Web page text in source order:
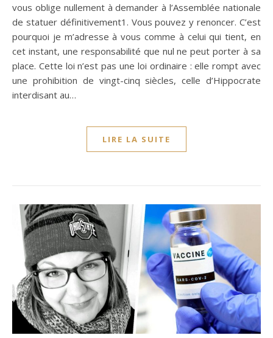
vous oblige nullement à demander à l’Assemblée nationale
de statuer définitivement1. Vous pouvez y renoncer. C’est
pourquoi je m’adresse à vous comme à celui qui tient, en
cet instant, une responsabilité que nul ne peut porter à sa
place. Cette loi n’est pas une loi ordinaire : elle rompt avec
une prohibition de vingt-cinq siècles, celle d’Hippocrate
interdisant au…
LIRE LA SUITE